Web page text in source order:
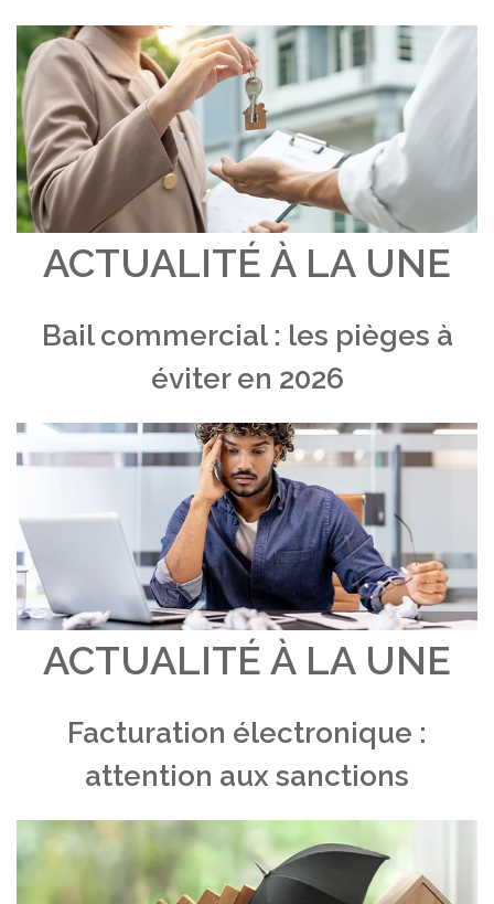
ACTUALITÉ À LA UNE
Bail commercial : les pièges à
éviter en 2026
ACTUALITÉ À LA UNE
Facturation électronique :
attention aux sanctions